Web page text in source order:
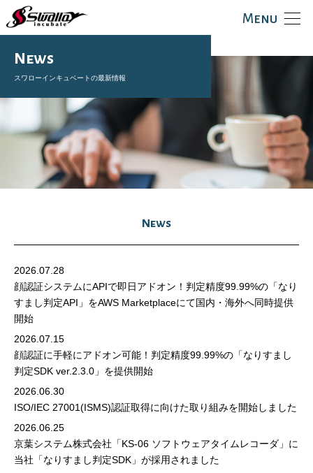
Menu
News
スワローインキュベートの最新情報
News
2026.07.28
顔認証システムにAPIで即日アドオン！判定精度99.99%の「なり
すまし判定API」をAWS Marketplaceにて国内・海外へ同時提供
開始
2026.07.15
顔認証に手軽にアドオン可能！判定精度99.99%の「なりすまし
判定SDK ver.2.3.0」を提供開始
2026.06.30
ISO/IEC 27001(ISMS)認証取得に向けた取り組みを開始しました
2026.06.25
京葉システム株式会社「KS-06 ソフトウェアタイムレコーダ」に
当社「なりすまし判定SDK」が採用されました